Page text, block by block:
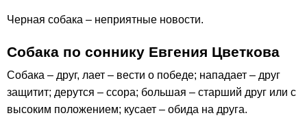
Черная собака – неприятные новости.
Собака по соннику Евгения Цветкова
Собака – друг, лает – вести о победе; нападает – друг
защитит; дерутся – ссора; большая – старший друг или с
высоким положением; кусает – обида на друга.